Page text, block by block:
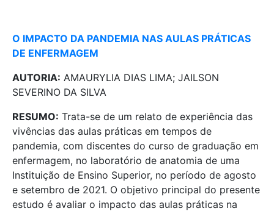
O IMPACTO DA PANDEMIA NAS AULAS PRÁTICAS
DE ENFERMAGEM
AUTORIA: AMAURYLIA DIAS LIMA; JAILSON
SEVERINO DA SILVA
RESUMO: Trata-se de um relato de experiência das
vivências das aulas práticas em tempos de
pandemia, com discentes do curso de graduação em
enfermagem, no laboratório de anatomia de uma
Instituição de Ensino Superior, no período de agosto
e setembro de 2021. O objetivo principal do presente
estudo é avaliar o impacto das aulas práticas na